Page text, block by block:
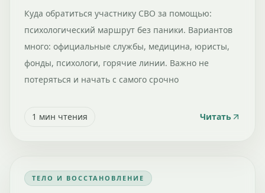
Куда обратиться участнику СВО за помощью:
психологический маршрут без паники. Вариантов
много: официальные службы, медицина, юристы,
фонды, психологи, горячие линии. Важно не
потеряться и начать с самого срочно
1 мин чтения Читать
ТЕЛО И ВОССТАНОВЛЕНИЕ